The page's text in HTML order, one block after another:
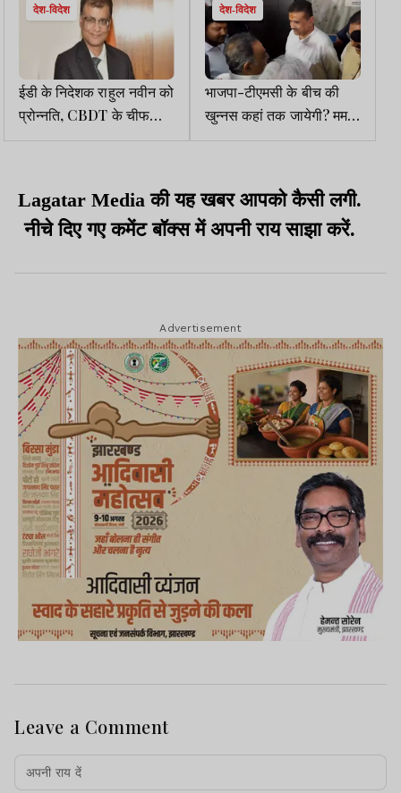
देश-विदेश
ईडी के निदेशक राहुल नवीन को
प्रोन्नति, CBDT के चीफ
कमिशनर बने
देश-विदेश
भाजपा-टीएमसी के बीच की
खुन्नस कहां तक जायेगी? ममता
बनर्जी-सुवेंदु अधिकारी ने चुनाव
Lagatar Media की यह खबर आपको कैसी लगी.
नीचे दिए गए कमेंट बॉक्स में अपनी राय साझा करें.
Advertisement
Leave a Comment